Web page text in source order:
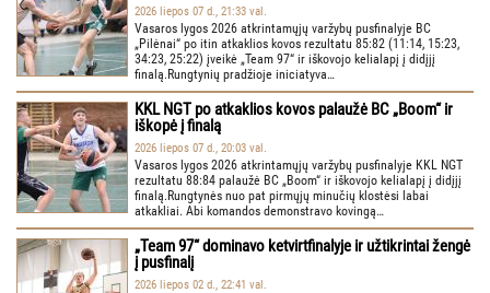
2026 liepos 07 d., 21:33 val.
Vasaros lygos 2026 atkrintamųjų varžybų pusfinalyje BC
„Pilėnai“ po itin atkaklios kovos rezultatu 85:82 (11:14, 15:23,
34:23, 25:22) įveikė „Team 97“ ir iškovojo kelialapį į didįjį
finalą.Rungtynių pradžioje iniciatyva…
KKL NGT po atkaklios kovos palaužė BC „Boom“ ir
iškopė į finalą
2026 liepos 07 d., 20:03 val.
Vasaros lygos 2026 atkrintamųjų varžybų pusfinalyje KKL NGT
rezultatu 88:84 palaužė BC „Boom“ ir iškovojo kelialapį į didįjį
finalą.Rungtynės nuo pat pirmųjų minučių klostėsi labai
atkakliai. Abi komandos demonstravo kovingą…
„Team 97“ dominavo ketvirtfinalyje ir užtikrintai žengė
į pusfinalį
2026 liepos 02 d., 22:41 val.